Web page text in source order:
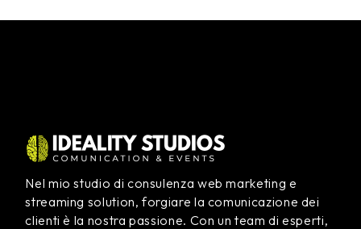
Nel mio studio di consulenza web marketing e
streaming solution, forgiare la comunicazione dei
clienti è la nostra passione. Con un team di esperti,